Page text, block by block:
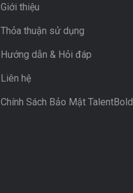
Giới thiệu
Thỏa thuận sử dụng
Hướng dẫn & Hỏi đáp
Liên hệ
Chính Sách Bảo Mật TalentBold